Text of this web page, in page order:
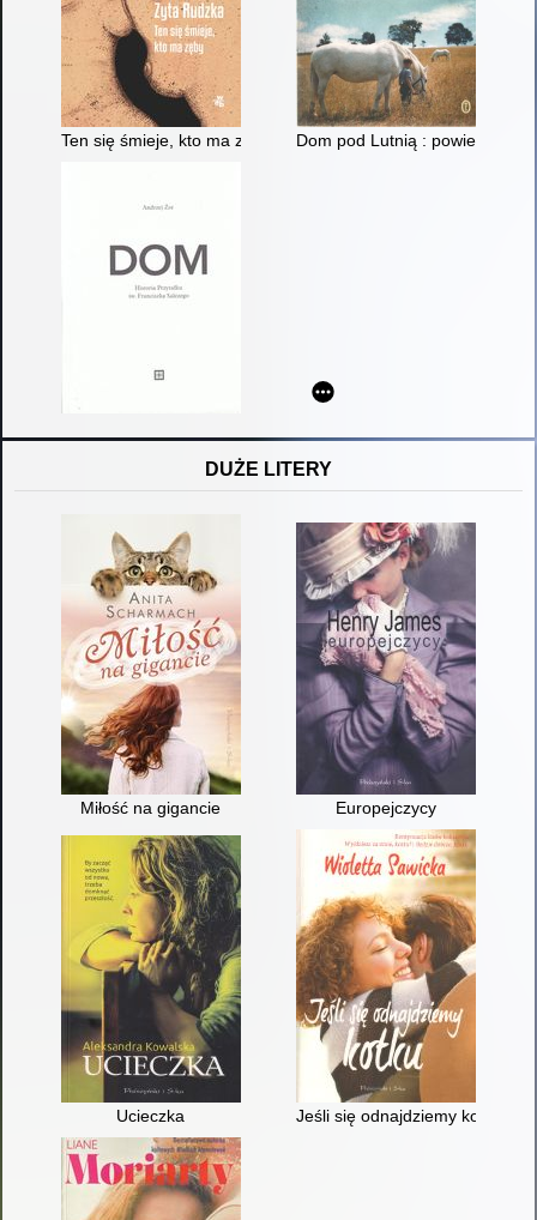
Ten się śmieje, kto ma zęby Dom pod Lutnią : powieść
DUŻE LITERY
Miłość na gigancie Europejczycy
Ucieczka Jeśli się odnajdziemy kotku